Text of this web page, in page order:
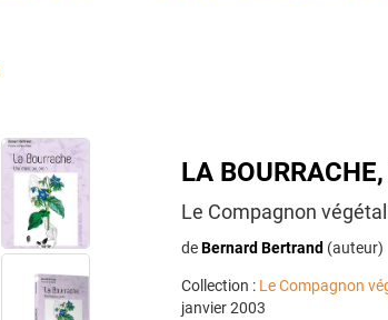
LA
Le Compagnon végétal
deBernard Bertrand (auteur)
Collection : Le Compagnon
janvier 2003